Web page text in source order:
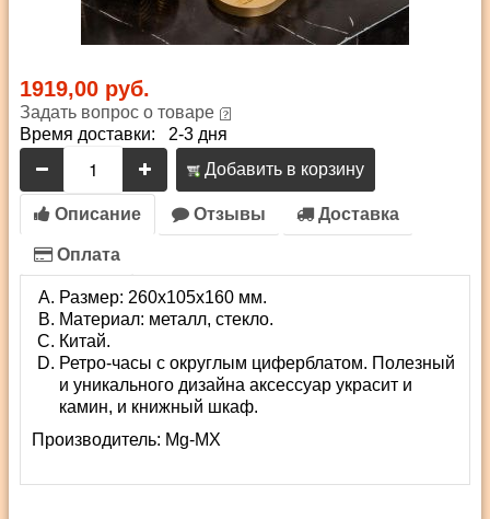
1919,00 руб.
Задать вопрос о товаре
Время доставки: 2-3 дня
Добавить в корзину
Описание Отзывы Доставка
Оплата
Размер: 260х105х160 мм.
Материал: металл, стекло.
Китай.
Ретро-часы с округлым циферблатом. Полезный
и уникального дизайна аксессуар украсит и
камин, и книжный шкаф.
Производитель: Mg-MX